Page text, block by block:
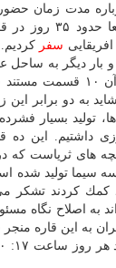
مدت زمان
عنوان كرد: ما
سفر
و بار دیگر به
رفتیم كه خروجی آن
به دو برابر این
تولید بسیار
داشتیم. این
های ثریاست
سیما تولید شده
كمك كردند تشكر
به اصلاح نگاه
به این قاره